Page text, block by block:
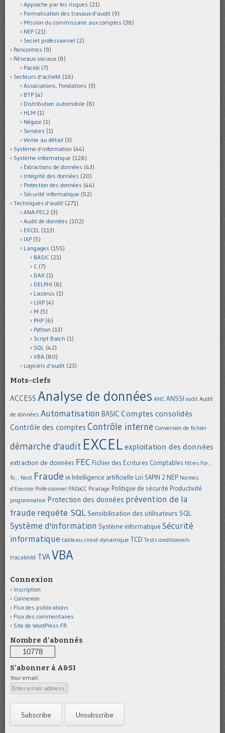
Approche par les risques (21)
Formalisation des travaux d'audit (9)
Mission du commissaire aux comptes (38)
NEP (21)
Secret professionnel (2)
Rencontres (9)
Réseaux sociaux (8)
Pacioli (7)
Secteurs d'activité (16)
Associations, Fondations (3)
BTP (4)
Distribution automobile (8)
HLM (1)
Négoce (1)
Services (1)
Vente au détail (3)
Système d'information (44)
Système informatique (128)
Extractions de données (43)
Intégrité des données (20)
Protection des données (44)
Sécurité informatique (52)
Techniques d'audit (271)
ANA-FEC2 (3)
Audit de données (102)
EXCEL (113)
IXP (5)
Langages (155)
BASIC (21)
C (7)
DAX (1)
DELPHI (8)
Lazarus (1)
LIXP (4)
M (5)
PHP (6)
Python (13)
Script Batch (1)
SQL (42)
VBA (80)
Logiciels d'audit (23)
Mots-clefs
ACCESS Analyse de données ANC ANSSI audit Audit
de données Automatisation BASIC Comptes consolidés
Contrôle des comptes Contrôle interne Conversion de fichier
démarche d'audit EXCEL exploitation des données
extraction de données FEC Fichier des Ecritures Comptables filtres For...
To... Next Fraude IA Intelligence artificielle Loi SAPIN 2 NEP Normes
d'Exercice Professionnel PADoCC Piratage Politique de sécurité Productivité
programmation Protection des données prévention de la
fraude requête SQL Sensibilisation des utilisateurs SQL
Système d'information Système informatique Sécurité
informatique tableau croisé dynamique TCD Tests conditionnels
traçabilité TVAVBA
Connexion
Inscription
Connexion
Flux des publications
Flux des commentaires
Site de WordPress-FR
Nombre d'abonnés
10778
S'abonner à A&SI
Your email: